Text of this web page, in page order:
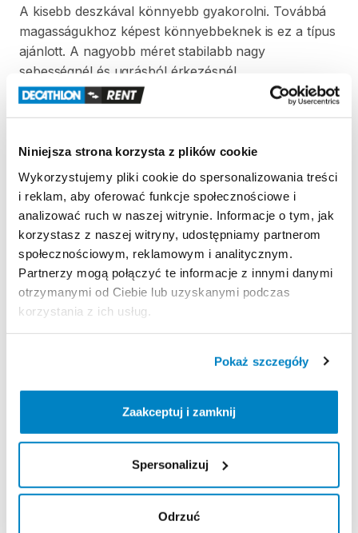
Niniejsza strona korzysta z plików cookie
Wykorzystujemy pliki cookie do spersonalizowania treści
i reklam, aby oferować funkcje społecznościowe i
analizować ruch w naszej witrynie. Informacje o tym, jak
korzystasz z naszej witryny, udostępniamy partnerom
społecznościowym, reklamowym i analitycznym.
Partnerzy mogą połączyć te informacje z innymi danymi
otrzymanymi od Ciebie lub uzyskanymi podczas
korzystania z ich usług.
Pokaż szczegóły
Zaakceptuj i zamknij
Spersonalizuj
Odrzuć
A kisebb deszkával könnyebb gyakorolni. Továbbá
magasságukhoz képest könnyebbeknek is ez a típus
ajánlott. A nagyobb méret stabilabb nagy
sebességnél és ugrásból érkezésnél.
160 CM MID WIDE (70-90 kg) =＞ 175-190
A termékhez snowboard kötés is tartozik.Kérjük
hogy a gyorsabb kötés beállítás érdekében
amennyiben tudod a saját preferált beállításodat küld
el részünkre.
152 cm-es méret:
Szélesség elöl: 291 mm
mm
gyorsabb kötés beállítás
amennyiben tudod a saját preferált beállításodat küld
Zasady wypożyczenia